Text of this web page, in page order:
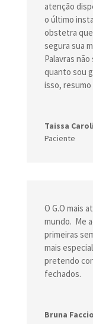
atenção
o último
obstetra
segura sua
Palavras
quanto sou
isso,
Taissa
Paciente
O G.O mais
mundo. Me
primeiras
mais
pretendo
fechados.
Bruna